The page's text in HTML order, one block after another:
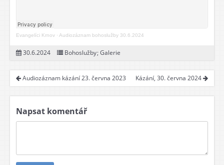
Evangelíci Krnov · Audiozáznam bohoslužby 30.6.2024
30.6.2024 Bohoslužby;Galerie
Audiozáznam kázání 23. června 2023 Kázání, 30. června 2024
Napsat komentář